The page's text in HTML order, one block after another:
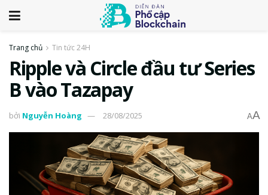
Trang chủ Tin tức 24H
Ripple và Circle đầu tư Series
B vào Tazapay
bởi Nguyễn Hoàng 28/08/2025 AA